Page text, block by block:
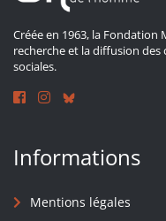
Créée en 1963, la
recherche et la diffusion des
sociales.
Informations
Mentions légales